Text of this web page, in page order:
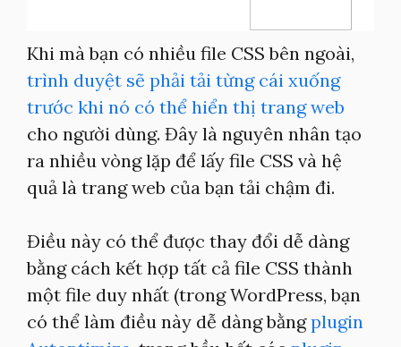
Khi mà bạn có nhiều file CSS bên ngoài,
trình duyệt sẽ phải tải từng cái xuống
trước khi nó có thể hiển thị trang web
cho người dùng. Đây là nguyên nhân tạo
ra nhiều vòng lặp để lấy file CSS và hệ
quả là trang web của bạn tải chậm đi.
Điều này có thể được thay đổi dễ dàng
bằng cách kết hợp tất cả file CSS thành
một file duy nhất (trong WordPress, bạn
có thể làm điều này dễ dàng bằngplugin